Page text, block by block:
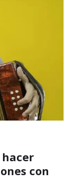
hacer
con